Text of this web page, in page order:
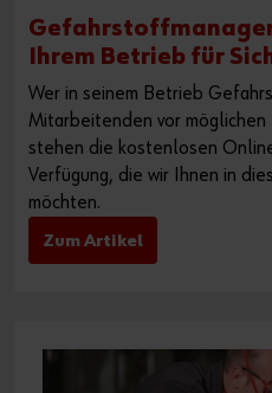
Ihrem Betrieb für
Wer in seinem Betrieb
Mitarbeitenden vor möglichen
stehen die kostenlosen
Verfügung, die wir Ihnen in
möchten.
Zum Artikel